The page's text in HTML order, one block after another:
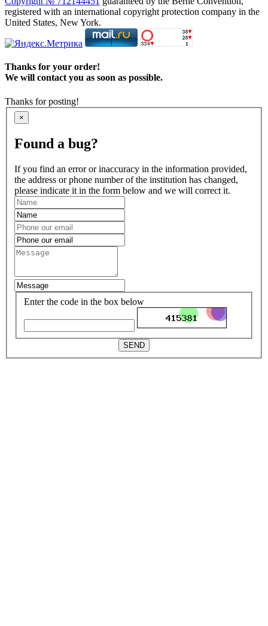
registered with an international copyright protection company in the
United States, New York.
Thanks for your order!
We will contact you as soon as possible.
Thanks for posting!
×
Found a bug?
If you find an error or inaccuracy in the information provided,
the address or phone number of the institution has changed,
please indicate it in the form below and we will correct it.
Enter the code in the box below
SEND